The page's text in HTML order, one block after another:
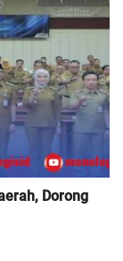
Dorong